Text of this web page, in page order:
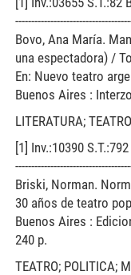
Bovo, Ana María.
una espectadora) /
En: Nuevo teatro
Buenos Aires :
LITERATURA;
[1] Inv.:10390
Briski, Norman.
30 años de teatro
Buenos Aires :
240 p.
TEATRO; POLITICA;